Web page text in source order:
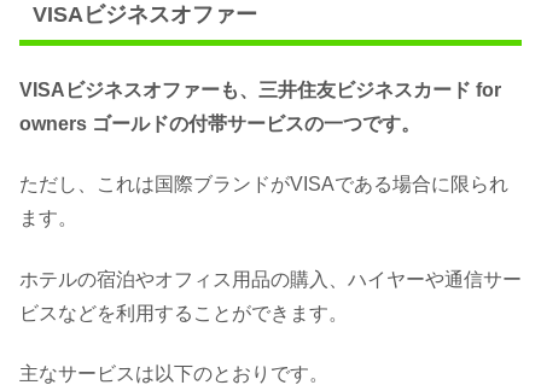
VISAビジネスオファー
VISAビジネスオファーも、三井住友ビジネスカード for
owners ゴールドの付帯サービスの一つです。
ただし、これは国際ブランドがVISAである場合に限られ
ます。
ホテルの宿泊やオフィス用品の購入、ハイヤーや通信サー
ビスなどを利用することができます。
主なサービスは以下のとおりです。